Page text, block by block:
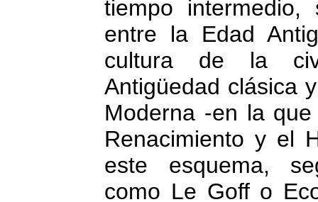
tiempo
entre la Edad
cultura de la
Antigüedad clásica
Moderna -en la
Renacimiento y el
este esquema,
como Le Goff o